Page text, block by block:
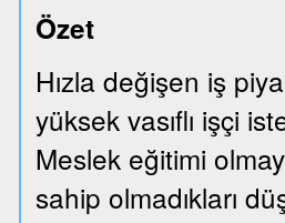
Özet
Hızla değişen iş
yüksek vasıflı işçi
Meslek eğitimi
sahip olmadıkları